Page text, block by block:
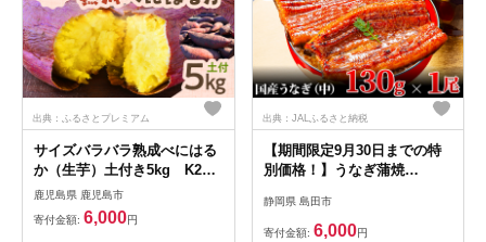
出典：ふるさとプレミアム
サイズバラバラ熟成べにはる
か（生芋）土付き5kg K270-
001
鹿児島県 鹿児島市
寄付金額: 6,000円
出典：JALふるさと納税
【期間限定9月30日までの特
別価格！】うなぎ蒲焼
蒲焼 蒲焼き冷凍 国産 大五 大
五通商 静岡 島田市
静岡県 島田市
寄付金額: 6,000円